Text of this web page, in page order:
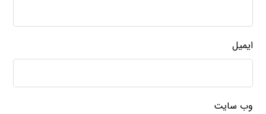
ایمیل
وب‌ سایت